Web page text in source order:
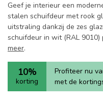
Geef je interieur een
stalen schuifdeur met rook
uitstraling dankzij de zes
schuifdeur in wit (RAL
meer.
10%
korting
Profiteer nu
met de